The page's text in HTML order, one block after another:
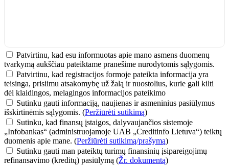
Patvirtinu, kad esu informuotas apie mano asmens duomenų
tvarkymą aukščiau pateiktame pranešime nurodytomis sąlygomis.
Patvirtinu, kad registracijos formoje pateikta informacija yra
teisinga, prisiimu atsakomybę už žalą ir nuostolius, kurie gali kilti
dėl klaidingos, melagingos informacijos pateikimo
Sutinku gauti informaciją, naujienas ir asmeninius pasiūlymus
išskirtinėmis sąlygomis. (Peržiūrėti sutikimą)
Sutinku, kad finansų įstaigos, dalyvaujančios sistemoje
„Infobankas“ (administruojamoje UAB „Creditinfo Lietuva“) teiktų
duomenis apie mane. (Peržiūrėti sutikimą/prašymą)
Sutinku gauti man pateiktų turimų finansinių įsipareigojimų
refinansavimo (kreditų) pasiūlymą (Žr. dokumentą)